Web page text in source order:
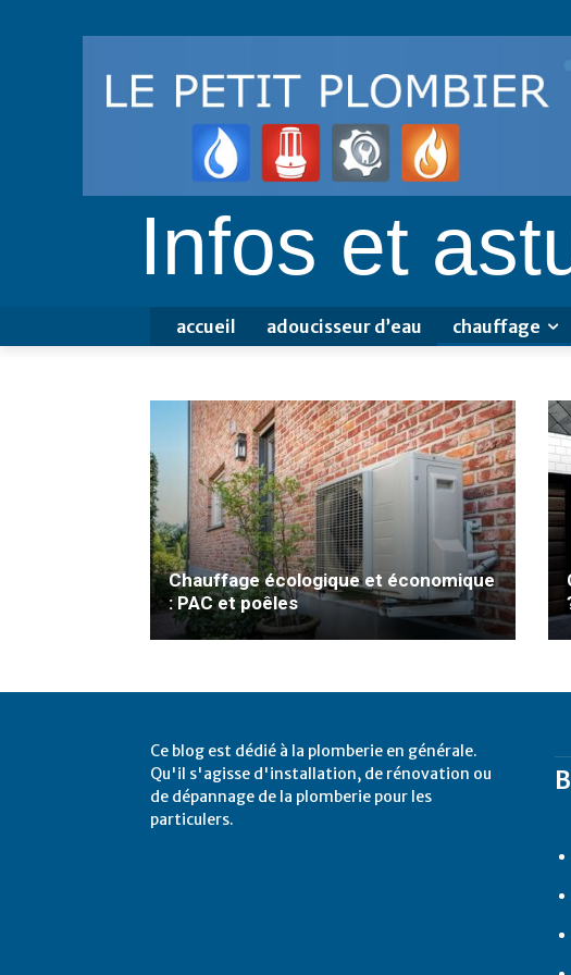
Infos et
accueil adoucisseur d’eau chauffage
Chauffage écologique et économique
: PAC et poêles
Ce blog est dédié à la plomberie en générale.
Qu'il s'agisse d'installation, de rénovation ou
de dépannage de la plomberie pour les
particulers.